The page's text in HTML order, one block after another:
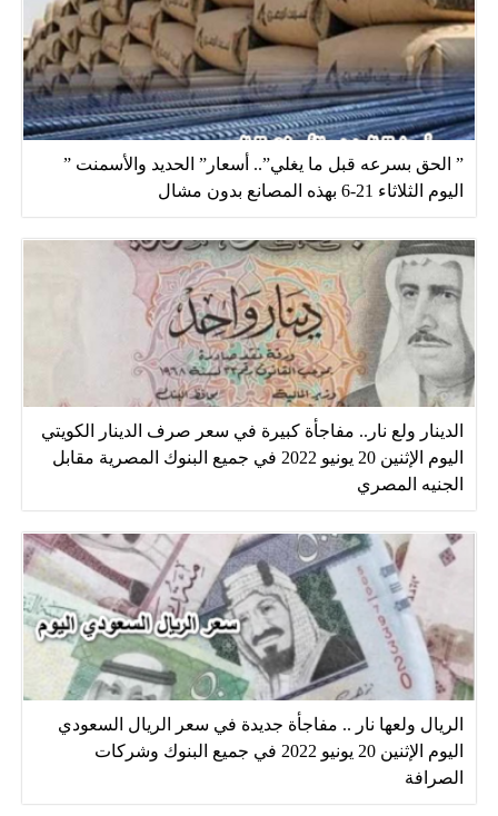
” الحق بسرعه قبل ما يغلي”.. أسعار” الحديد والأسمنت ”
اليوم الثلاثاء 21-6 بهذه المصانع بدون مشال
الدينار ولع نار.. مفاجأة كبيرة في سعر صرف الدينار الكويتي
اليوم الإثنين 20 يونيو 2022 في جميع البنوك المصرية مقابل
الجنيه المصري
الريال ولعها نار .. مفاجأة جديدة في سعر الريال السعودي
اليوم الإثنين 20 يونيو 2022 في جميع البنوك وشركات
الصرافة